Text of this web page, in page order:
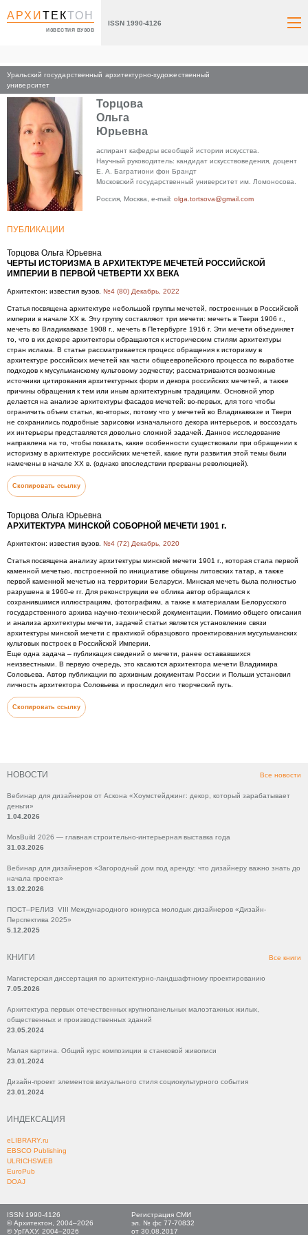
АРХИТЕКТОН
ИЗВЕСТИЯ ВУЗОВ
ISSN 1990-4126
Уральский государственный архитектурно-художественный
университет
НОВОСТИ Все новости
Вебинар для дизайнеров от Аскона «Хоумстейджинг: декор, который зарабатывает
деньги»
1.04.2026
MosBuild 2026 — главная строительно-интерьерная выставка года
31.03.2026
Вебинар для дизайнеров «Загородный дом под аренду: что дизайнеру важно знать до
начала проекта»
13.02.2026
ПОСТ–РЕЛИЗ VIII Международного конкурса молодых дизайнеров «Дизайн-
Перспектива 2025»
5.12.2025
КНИГИ Все книги
Магистерская диссертация по архитектурно-ландшафтному проектированию
7.05.2026
Архитектура первых отечественных крупнопанельных малоэтажных жилых,
общественных и производственных зданий
23.05.2024
Малая картина. Общий курс композиции в станковой живописи
23.01.2024
Дизайн-проект элементов визуального стиля социокультурного события
23.01.2024
ИНДЕКСАЦИЯ
eLIBRARY.ru
EBSCO Publishing
ULRICHSWEB
EuroPub
DOAJ
Главная
Торцова
Ольга
Юрьевна
аспирант кафедры всеобщей истории искусства.
Научный руководитель: кандидат искусствоведения, доцент
Е. А. Багратиони фон Брандт
Московский государственный университет им. Ломоносова.
Россия, Москва, e-mail: olga.tortsova@gmail.com
ПУБЛИКАЦИИ
Торцова Ольга Юрьевна
ЧЕРТЫ ИСТОРИЗМА В АРХИТЕКТУРЕ МЕЧЕТЕЙ РОССИЙСКОЙ
ИМПЕРИИ В ПЕРВОЙ ЧЕТВЕРТИ XX ВЕКА
Архитектон: известия вузов. №4 (80) Декабрь, 2022
Статья посвящена архитектуре небольшой группы мечетей, построенных в Российской
империи в начале XX в. Эту группу составляют три мечети: мечеть в Твери 1906 г.,
мечеть во Владикавказе 1908 г., мечеть в Петербурге 1916 г. Эти мечети объединяет
то, что в их декоре архитекторы обращаются к историческим стилям архитектуры
стран ислама. В статье рассматривается процесс обращения к историзму в
архитектуре российских мечетей как части общеевропейского процесса по выработке
подходов к мусульманскому культовому зодчеству; рассматриваются возможные
источники цитирования архитектурных форм и декора российских мечетей, а также
причины обращения к тем или иным архитектурным традициям. Основной упор
делается на анализе архитектуры фасадов мечетей: во-первых, для того чтобы
ограничить объем статьи, во-вторых, потому что у мечетей во Владикавказе и Твери
не сохранились подробные зарисовки изначального декора интерьеров, и воссоздать
их интерьеры представляется довольно сложной задачей. Данное исследование
направлена на то, чтобы показать, какие особенности существовали при обращении к
историзму в архитектуре российских мечетей, какие пути развития этой темы были
намечены в начале XX в. (однако впоследствии прерваны революцией).
Скопировать ссылку
Торцова Ольга Юрьевна
АРХИТЕКТУРА МИНСКОЙ СОБОРНОЙ МЕЧЕТИ 1901 г.
Архитектон: известия вузов. №4 (72) Декабрь, 2020
Статья посвящена анализу архитектуры минской мечети 1901 г., которая стала первой
каменной мечетью, построенной по инициативе общины литовских татар, а также
первой каменной мечетью на территории Беларуси. Минская мечеть была полностью
разрушена в 1960-е гг. Для реконструкции ее облика автор обращался к
сохранившимся иллюстрациям, фотографиям, а также к материалам Белорусского
государственного архива научно-технической документации. Помимо общего описания
и анализа архитектуры мечети, задачей статьи является установление связи
архитектуры минской мечети с практикой образцового проектирования мусульманских
культовых построек в Российской Империи.
Еще одна задача – публикация сведений о мечети, ранее остававшихся
неизвестными. В первую очередь, это касаются архитектора мечети Владимира
Соловьева. Автор публикации по архивным документам России и Польши установил
личность архитектора Соловьева и проследил его творческий путь.
Скопировать ссылку
ISSN 1990-4126
© Архитектон, 2004–2026
© УрГАХУ, 2004–2026
Регистрация СМИ
эл. № фс 77-70832
от 30.08.2017